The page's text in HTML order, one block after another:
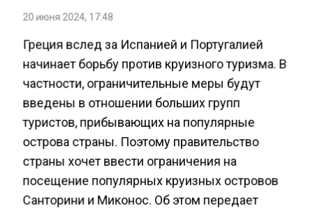
20 июня 2024, 17:48
Греция вслед за Испанией и Португалией
начинает борьбу против круизного туризма. В
частности, ограничительные меры будут
введены в отношении больших групп
туристов, прибывающих на популярные
острова страны. Поэтому правительство
страны хочет ввести ограничения на
посещение популярных круизных островов
Санторини и Миконос. Об этом передает